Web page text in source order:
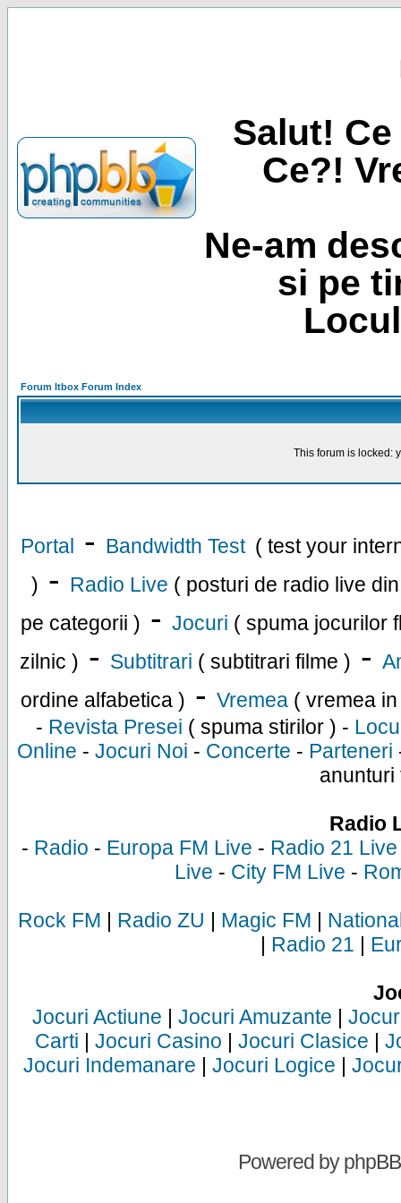
Salut!
Ce?!
Ne-am
si pe
Forum Itbox Forum Index
This forum is locked:
Portal - Bandwidth Test ( test your
) - Radio Live ( posturi de radio live
pe categorii ) - Jocuri ( spuma jocurilor
zilnic ) - Subtitrari ( subtitrari filme ) -
ordine alfabetica ) - Vremea ( vremea
- Revista Presei ( spuma stirilor ) -
Online - Jocuri Noi - Concerte - Parteneri
anunturi
Radio
- Radio - Europa FM Live - Radio 21 Live
Live - City FM Live -
Rock FM | Radio ZU | Magic FM |
| Radio 21 |
Jocuri Actiune | Jocuri Amuzante |
Carti | Jocuri Casino | Jocuri Clasice |
Jocuri Indemanare | Jocuri Logice |
Powered byphpBB